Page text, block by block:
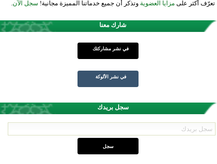
تعرّف أكثر على مزايا العضوية وتذكر أن جميع خدماتنا المميزة مجانية! سجل الآن.
شارك معنا
في نشر مشاركتك
في نشر الألوكة
سجل بريدك